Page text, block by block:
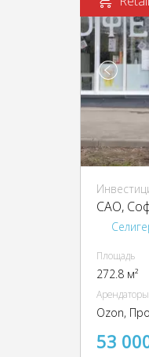
CАО,
Площадь
272.8 м²
Арендаторы
53